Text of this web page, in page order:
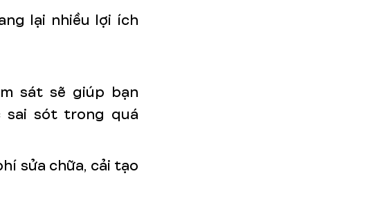
lại nhiều lợi ích
sát sẽ giúp bạn
sai sót trong quá
sửa chữa, cải tạo